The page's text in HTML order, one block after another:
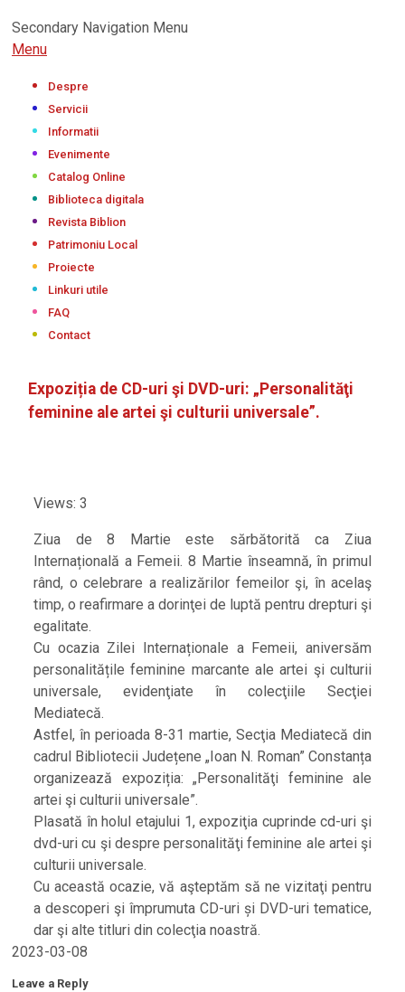
Secondary Navigation Menu
Menu
Despre
Servicii
Informatii
Evenimente
Catalog Online
Biblioteca digitala
Revista Biblion
Patrimoniu Local
Proiecte
Linkuri utile
FAQ
Contact
Expoziția de CD-uri şi DVD-uri: „Personalităţi
feminine ale artei şi culturii universale”.
Views: 3
Ziua de 8 Martie este sărbătorită ca Ziua
Internațională a Femeii. 8 Martie înseamnă, în primul
rând, o celebrare a realizărilor femeilor şi, în acelaş
timp, o reafirmare a dorinţei de luptă pentru drepturi şi
egalitate.
Cu ocazia Zilei Internaționale a Femeii, aniversăm
personalitățile feminine marcante ale artei şi culturii
universale, evidenţiate în colecţiile Secţiei
Mediatecă.
Astfel, în perioada 8-31 martie, Secţia Mediatecă din
cadrul Bibliotecii Județene „Ioan N. Roman” Constanța
organizează expoziția: „Personalităţi feminine ale
artei şi culturii universale”.
Plasată în holul etajului 1, expoziţia cuprinde cd-uri şi
dvd-uri cu şi despre personalităţi feminine ale artei şi
culturii universale.
Cu această ocazie, vă aşteptăm să ne vizitaţi pentru
a descoperi şi împrumuta CD-uri și DVD-uri tematice,
dar şi alte titluri din colecţia noastră.
2023-03-08
Leave a Reply